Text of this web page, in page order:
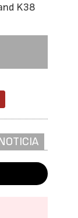
K38